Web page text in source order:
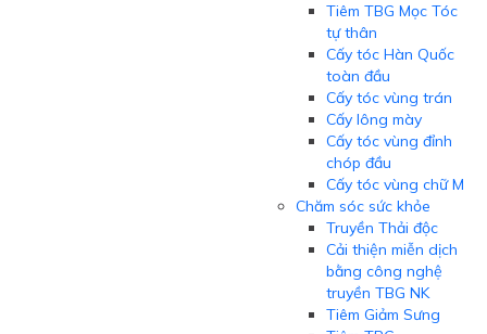
Tiêm TBG Mọc Tóc
tự thân
Cấy tóc Hàn Quốc
toàn đầu
Cấy tóc vùng trán
Cấy lông mày
Cấy tóc vùng đỉnh
chóp đầu
Cấy tóc vùng chữ M
Chăm sóc sức khỏe
Truyền Thải độc
Cải thiện miễn dịch
bằng công nghệ
truyền TBG NK
Tiêm Giảm Sưng